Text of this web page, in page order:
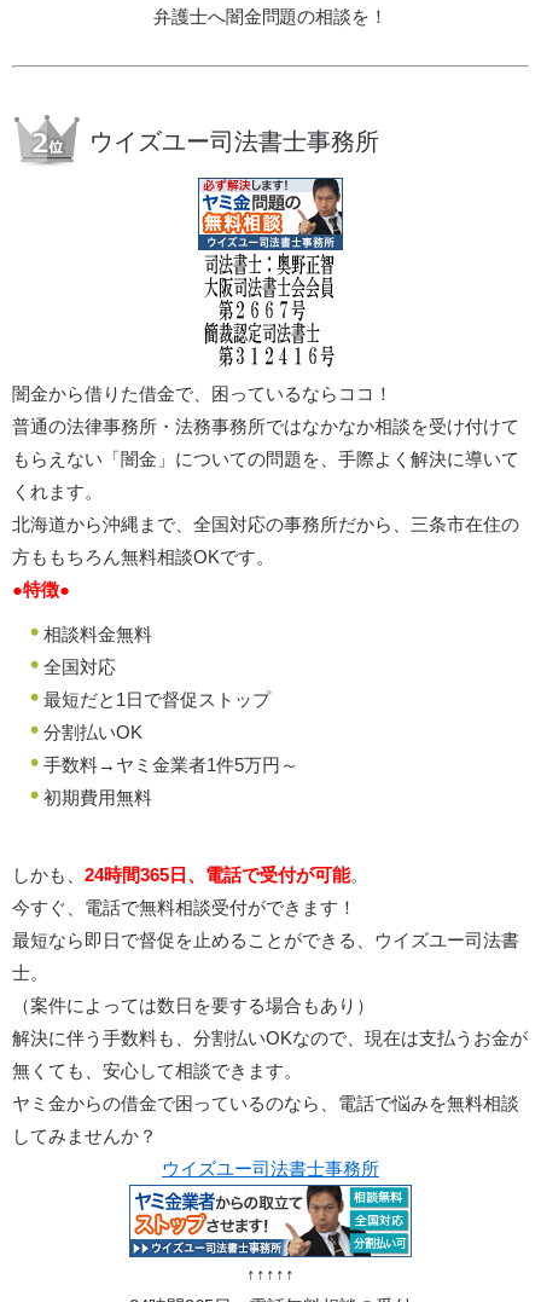
弁護士へ闇金問題の相談を！
ウイズユー司法書士事務所
闇金から借りた借金で、困っているならココ！
普通の法律事務所・法務事務所ではなかなか相談を受け付けて
もらえない「闇金」についての問題を、手際よく解決に導いて
くれます。
北海道から沖縄まで、全国対応の事務所だから、三条市在住の
方ももちろん無料相談OKです。
●特徴●
相談料金無料
全国対応
最短だと1日で督促ストップ
分割払いOK
手数料→ヤミ金業者1件5万円～
初期費用無料
しかも、 24時間365日、電話で受付が可能。
今すぐ、電話で無料相談受付ができます！
最短なら即日で督促を止めることができる、ウイズユー司法書
士。
（案件によっては数日を要する場合もあり）
解決に伴う手数料も、分割払いOKなので、現在は支払うお金が
無くても、安心して相談できます。
ヤミ金からの借金で困っているのなら、電話で悩みを無料相談
してみませんか？
ウイズユー司法書士事務所
↑↑↑↑↑